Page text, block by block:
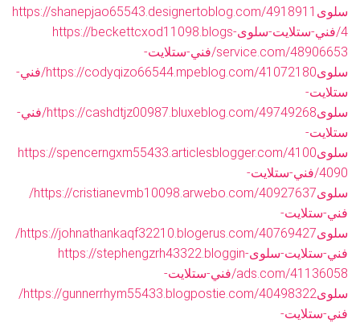
سلوى https://shanepjao65543.designertoblog.com/4918911
4/فني-ستلايت-سلوى
https://beckettcxod11098.blogs-
service.com/48906653/فني-ستلايت-
سلوى
https://codyqizo66544.mpeblog.com/41072180/فني-
ستلايت-
سلوى
https://cashdtjz00987.bluxeblog.com/49749268/فني-
ستلايت-
سلوىhttps://spencerngxm55433.articlesblogger.com/4100
4090/فني-ستلايت-
سلوى
https://cristianevmb10098.arwebo.com/40927637/
فني-ستلايت-
سلوى
https://johnathankaqf32210.blogerus.com/40769427/
فني-ستلايت-سلوىhttps://stephengzrh43322.bloggin-
ads.com/41136058/فني-ستلايت-
سلوى
https://gunnerrhym55433.blogpostie.com/40498322/
فني-ستلايت-